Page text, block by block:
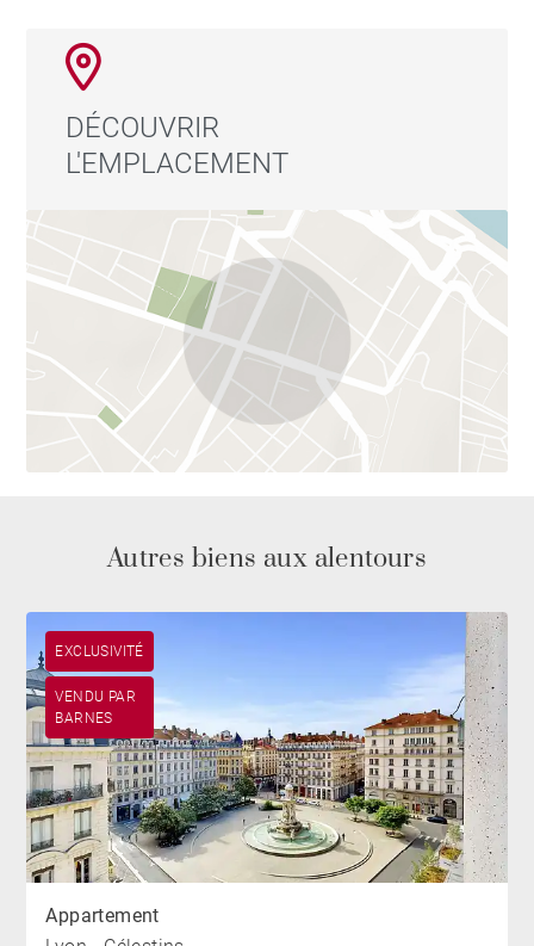
DÉCOUVRIR
L'EMPLACEMENT
Autres biens aux alentours
EXCLUSIVITÉ
VENDU PAR
BARNES
Appartement